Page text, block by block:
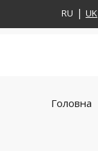
RU UK
Головна